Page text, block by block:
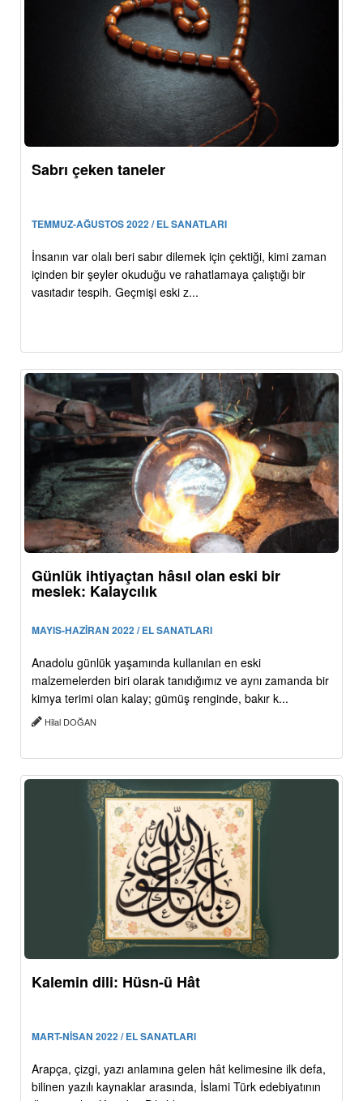
Sabrı çeken taneler
TEMMUZ-AĞUSTOS 2022 / EL SANATLARI
İnsanın var olalı beri sabır dilemek için çektiği, kimi zaman
içinden bir şeyler okuduğu ve rahatlamaya çalıştığı bir
vasıtadır tespih. Geçmişi eski z...
Günlük ihtiyaçtan hâsıl olan eski bir
meslek: Kalaycılık
MAYIS-HAZİRAN 2022 / EL SANATLARI
Anadolu günlük yaşamında kullanılan en eski
malzemelerden biri olarak tanıdığımız ve aynı zamanda bir
kimya terimi olan kalay; gümüş renginde, bakır k...
Hilal DOĞAN
Kalemin dili: Hüsn-ü Hât
MART-NİSAN 2022 / EL SANATLARI
Arapça, çizgi, yazı anlamına gelen hât kelimesine ilk defa,
bilinen yazılı kaynaklar arasında, İslami Türk edebiyatının